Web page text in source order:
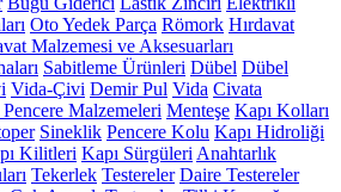
Oto Yedek Parça Römork Hırdavat
Malzemesi ve Aksesuarları
Sabitleme Ürünleri Dübel Dübel
Vida-Çivi Demir Pul Vida Civata
Malzemeleri Menteşe Kapı Kolları
Sineklik Pencere Kolu Kapı Hidroliği
Kilitleri Kapı Sürgüleri Anahtarlık
Tekerlek Testereler Daire Testereler